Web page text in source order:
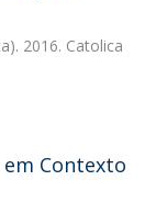
2016. Catolica
Contexto